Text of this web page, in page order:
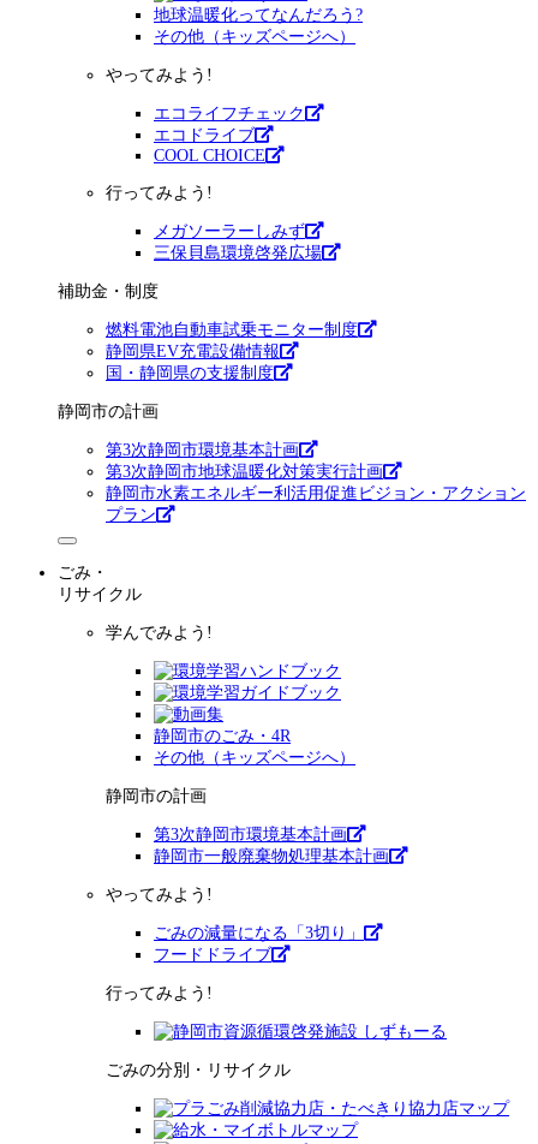
地球温暖化ってなんだろう?
その他（キッズページへ）
やってみよう!
エコライフチェック
エコドライブ
COOL CHOICE
行ってみよう!
メガソーラーしみず
三保貝島環境啓発広場
補助金・制度
燃料電池自動車試乗モニター制度
静岡県EV充電設備情報
国・静岡県の支援制度
静岡市の計画
第3次静岡市環境基本計画
第3次静岡市地球温暖化対策実行計画
静岡市水素エネルギー利活用促進ビジョン・アクション
プラン
ごみ・
リサイクル
学んでみよう!
静岡市のごみ・4R
その他（キッズページへ）
静岡市の計画
第3次静岡市環境基本計画
静岡市一般廃棄物処理基本計画
やってみよう!
ごみの減量になる「3切り」
フードドライブ
行ってみよう!
ごみの分別・リサイクル